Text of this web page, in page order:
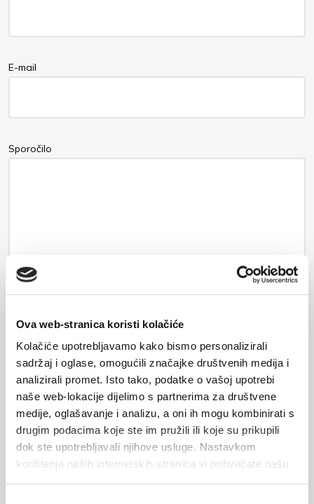
Ova web-stranica koristi kolačiće
Kolačiće upotrebljavamo kako bismo personalizirali
sadržaj i oglase, omogućili značajke društvenih medija i
analizirali promet. Isto tako, podatke o vašoj upotrebi
naše web-lokacije dijelimo s partnerima za društvene
medije, oglašavanje i analizu, a oni ih mogu kombinirati s
drugim podacima koje ste im pružili ili koje su prikupili
dok ste upotrebljavali njihove usluge. Nastavkom
korištenja naših internetskih stranica vi prihvaćate našu
E-mail
Sporočilo
Podatki bodo poslani lastniku nastanitve in shranjeni na e-
poštnem strežniku.
POŠLJI